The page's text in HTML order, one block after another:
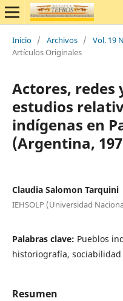
Inicio / Archivos / Vol. 19
Artículos Originales
Actores, redes
estudios
indígenas en
(Argentina,
Claudia Salomon Tarquini
IEHSOLP (Universidad
Palabras clave: Pueblos
historiografía, sociabilidad
Resumen